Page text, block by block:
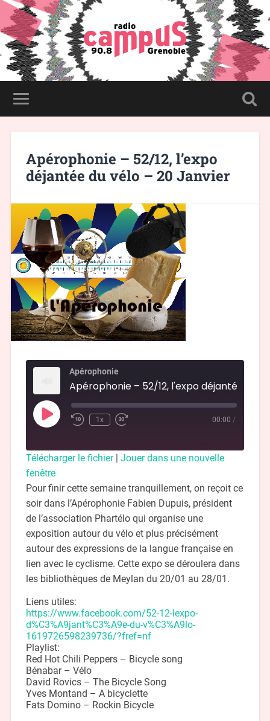
Apérophonie – 52/12, l’expo
déjantée du vélo – 20 Janvier
Apérophonie
1x 00:00 /
Télécharger le fichier| Jouer dans une nouvelle
fenêtre
Pour finir cette semaine tranquillement, on reçoit ce
soir dans l’Apérophonie Fabien Dupuis, président
de l’association Phartélo qui organise une
exposition autour du vélo et plus précisément
autour des expressions de la langue française en
lien avec le cyclisme. Cette expo se déroulera dans
les bibliothèques de Meylan du 20/01 au 28/01.
Liens utiles:
https://www.facebook.com/52-12-lexpo-
d%C3%A9jant%C3%A9e-du-v%C3%A9lo-
1619726598239736/?fref=nf
Playlist:
Red Hot Chili Peppers – Bicycle song
Bénabar – Vélo
David Rovics – The Bicycle Song
Yves Montand – A bicyclette
Fats Domino – Rockin Bicycle